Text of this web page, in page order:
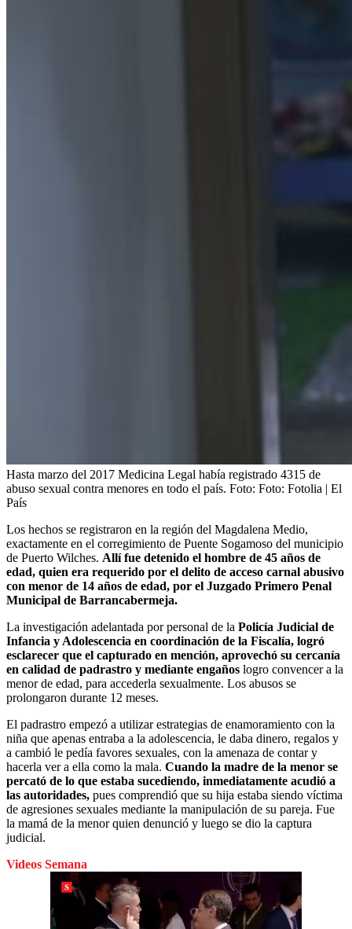
Hasta marzo del 2017 Medicina Legal había registrado 4315 de
abuso sexual contra menores en todo el país. Foto: Foto: Fotolia | El
País
Los hechos se registraron en la región del Magdalena Medio,
exactamente en el corregimiento de Puente Sogamoso del municipio
de Puerto Wilches. Allí fue detenido el hombre de 45 años de
edad, quien era requerido por el delito de acceso carnal abusivo
con menor de 14 años de edad, por el Juzgado Primero Penal
Municipal de Barrancabermeja.
La investigación adelantada por personal de la Policía Judicial de
Infancia y Adolescencia en coordinación de la Fiscalía, logró
esclarecer que el capturado en mención, aprovechó su cercanía
en calidad de padrastro y mediante engaños logro convencer a la
menor de edad, para accederla sexualmente. Los abusos se
prolongaron durante 12 meses.
El padrastro empezó a utilizar estrategias de enamoramiento con la
niña que apenas entraba a la adolescencia, le daba dinero, regalos y
a cambió le pedía favores sexuales, con la amenaza de contar y
hacerla ver a ella como la mala. Cuando la madre de la menor se
percató de lo que estaba sucediendo, inmediatamente acudió a
las autoridades, pues comprendió que su hija estaba siendo víctima
de agresiones sexuales mediante la manipulación de su pareja. Fue
la mamá de la menor quien denunció y luego se dio la captura
judicial.
Videos Semana